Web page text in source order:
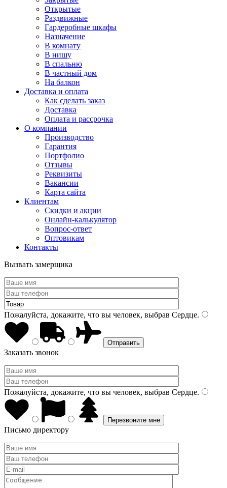
Открытые
Раздвижные
Гардеробные шкафы
Назначение
В комнату
В нишу
В спальню
В частный дом
На балкон
Доставка и оплата
Как сделать заказ
Доставка
Оплата и рассрочка
О компании
Производство
Гарантия
Портфолио
Отзывы
Реквизиты
Вакансии
Карта сайта
Клиентам
Скидки и акции
Онлайн-калькулятор
Вопрос-ответ
Оптовикам
Контакты
Вызвать замерщика
Пожалуйста, докажите, что вы человек, выбрав Сердце.
Заказать звонок
Пожалуйста, докажите, что вы человек, выбрав Сердце.
Письмо директору